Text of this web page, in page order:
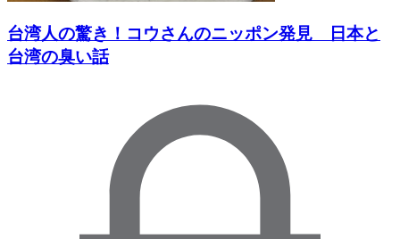
台湾人の驚き！コウさんのニッポン発見 日本と
台湾の臭い話